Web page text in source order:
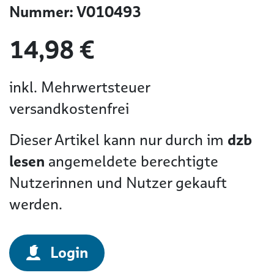
Nummer: V010493
14,98 €
inkl. Mehrwertsteuer
versandkostenfrei
Dieser Artikel kann nur durch im dzb
lesen angemeldete berechtigte
Nutzerinnen und Nutzer gekauft
werden.
Login